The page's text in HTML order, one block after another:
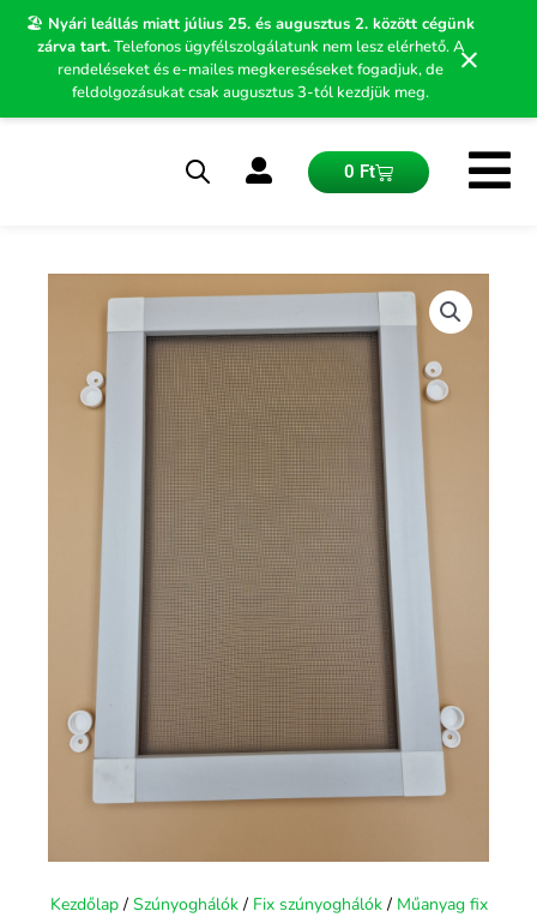
🏖️ Nyári leállás miatt július 25. és augusztus 2. között cégünk
zárva tart.Telefonos ügyfélszolgálatunk nem lesz elérhető. A
rendeléseket és e-mailes megkereséseket fogadjuk, de
feldolgozásukat csak augusztus 3-tól kezdjük meg.
×
Skip
0 FtKosár
Kezdőlap/ Szúnyoghálók/ Fix szúnyoghálók/ Műanyag fix